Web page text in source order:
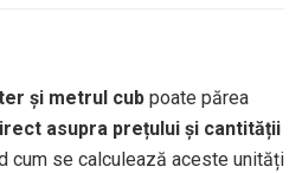
și metrul cub poate părea
asupra prețului și cantității
cum se calculează aceste unități